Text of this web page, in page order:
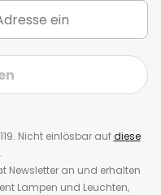
Nicht einlösbar aufdiese
.
Newsletter an und erhalten
Lampen und Leuchten,